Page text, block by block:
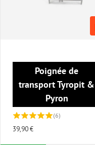
Poignée de
transport Tyropit &
Pyron
(6)
39,90 €